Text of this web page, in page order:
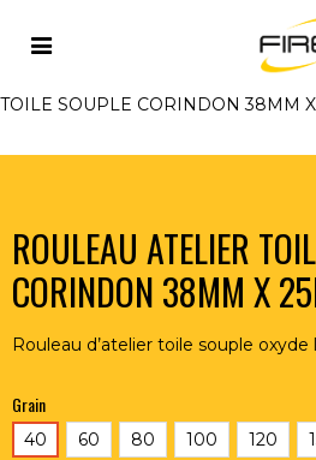
Accueil OUTILLAGE DU
ROULEAUX D'ATELIER TOILE
TOILE SOUPLE CORINDON 38MM X
ROULEAU ATELIER
CORINDON 38MM X
Rouleau d’atelier toile souple oxyde
Grain
40 60 80 100 120